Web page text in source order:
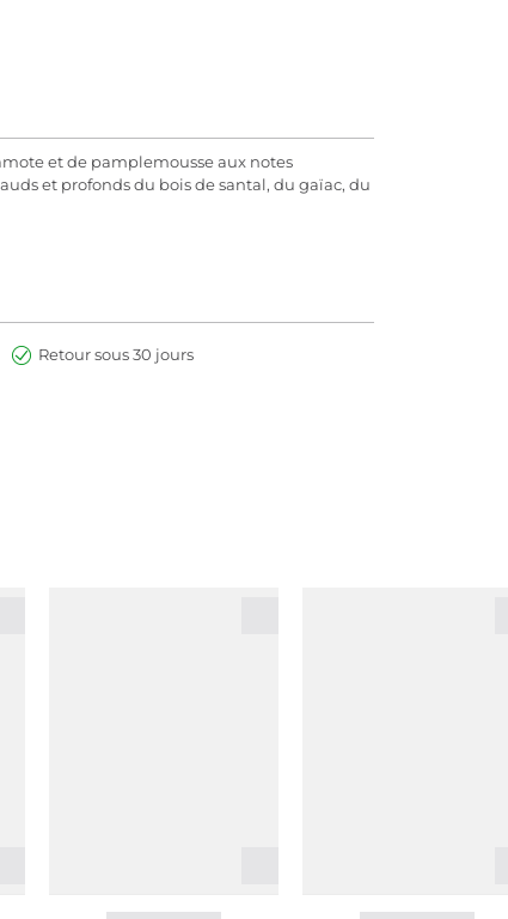
et de pamplemousse aux notes
et profonds du bois de santal, du gaïac, du
Retour sous 30 jours